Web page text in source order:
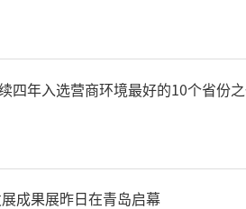
年入选营商环境最好的10个省份
成果展昨日在青岛启幕